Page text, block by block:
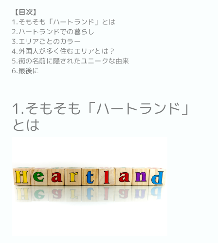
【目次】
1.そもそも「ハートランド」とは
2.ハートランドでの暮らし
3.エリアごとのカラー
4.外国人が多く住むエリアとは？
5.街の名前に隠されたユニークな由来
6.最後に
1.そもそも「ハートランド」
とは